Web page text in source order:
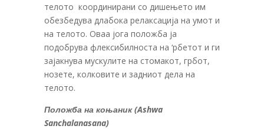
телото координирани со дишењето им
обезбедува длабока релаксација на умот и
на телото. Оваа јога положба ја
подобрува флексибилноста на ‘рбетот и ги
зајакнува мускулите на стомакот, грбот,
нозете, колковите и задниот дела на
телото.
Положба на коњаник (Ashwa
Sanchalanasana)